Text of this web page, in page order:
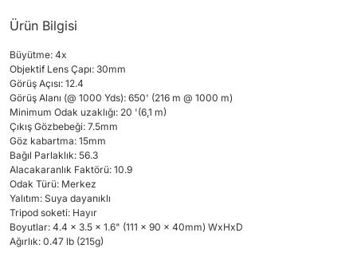
Ürün Bilgisi
Büyütme: 4x
Objektif Lens Çapı: 30mm
Görüş Açısı: 12.4
Görüş Alanı (@ 1000 Yds): 650' (216 m @ 1000 m)
Minimum Odak uzaklığı: 20 '(6,1 m)
Çıkış Gözbebeği: 7.5mm
Göz kabartma: 15mm
Bağıl Parlaklık: 56.3
Alacakaranlık Faktörü: 10.9
Odak Türü: Merkez
Yalıtım: Suya dayanıklı
Tripod soketi: Hayır
Boyutlar: 4.4 x 3.5 x 1.6" (111 x 90 x 40mm) WxHxD
Ağırlık: 0.47 lb (215g)